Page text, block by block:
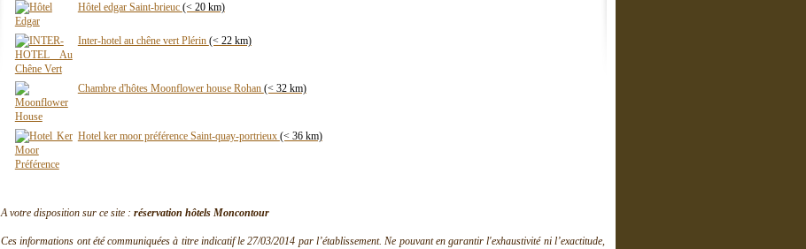
Hôtel edgar Saint-brieuc (< 20 km)
Inter-hotel au chêne vert Plérin (< 22 km)
Chambre d'hôtes Moonflower house Rohan (< 32 km)
Hotel ker moor préférence Saint-quay-portrieux (< 36 km)
A votre disposition sur ce site : réservation hôtels Moncontour
Ces informations ont été communiquées à titre indicatif le 27/03/2014 par l’établissement. Ne pouvant en garantir l'exhaustivité ni l’exactitude,